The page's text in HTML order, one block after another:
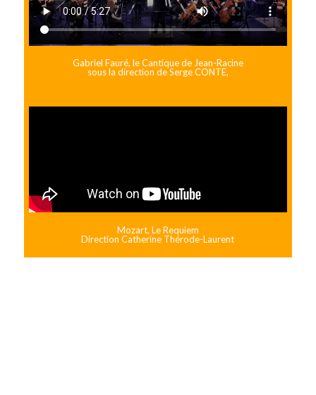
Gabriel Fauré, le Cantique de Jean-Racine
sous la direction de Serge CONTE,
Mozart, Le Requiem
Direction Catherine Thérode-Laurent